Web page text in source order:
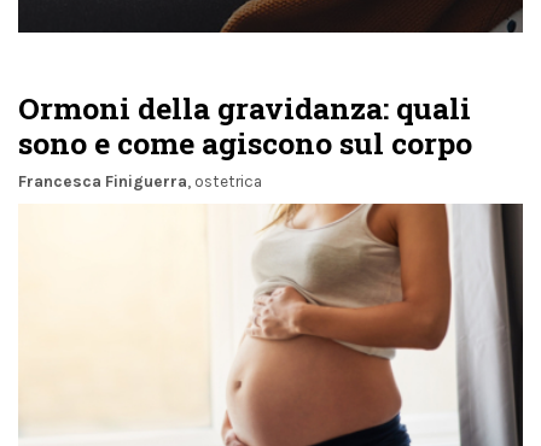
Ormoni della gravidanza: quali
sono e come agiscono sul corpo
Francesca Finiguerra, ostetrica